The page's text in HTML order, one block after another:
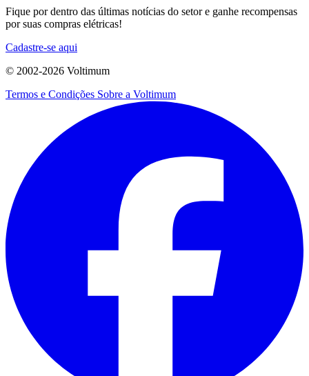
Fique por dentro das últimas notícias do setor e ganhe recompensas
por suas compras elétricas!
Cadastre-se aqui
© 2002-2026 Voltimum
Termos e Condições Sobre a Voltimum